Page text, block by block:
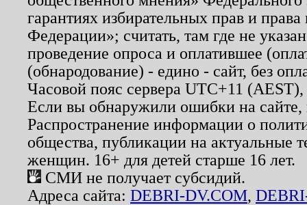
гарантиях избирательных прав и
Федерации»; считать, там где не
проведение опроса и оплатившее
(обнародование) - едино - сайт, без
Часовой пояс сервера UTC+11
Если вы обнаружили ошибки на
Распространение информации о
общества, публикации на актуальные
женщин. 16+ для детей старше 16 лет.
СМИ не получает субсидий.
Адреса сайта: DEBRI-DV.COM,